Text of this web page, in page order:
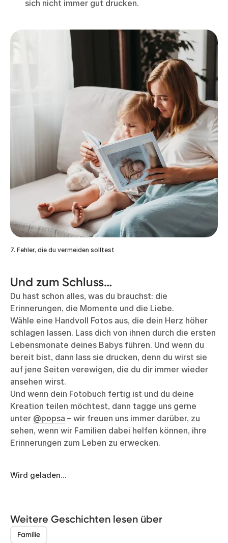
sich nicht immer gut drucken.
7. Fehler, die du vermeiden solltest
Und zum Schluss…
Du hast schon alles, was du brauchst: die
Erinnerungen, die Momente und die Liebe.
Wähle eine Handvoll Fotos aus, die dein Herz höher
schlagen lassen. Lass dich von ihnen durch die ersten
Lebensmonate deines Babys führen. Und wenn du
bereit bist, dann lass sie drucken, denn du wirst sie
auf jene Seiten verewigen, die du dir immer wieder
ansehen wirst.
Und wenn dein Fotobuch fertig ist und du deine
Kreation teilen möchtest, dann tagge uns gerne
unter @popsa – wir freuen uns immer darüber, zu
sehen, wenn wir Familien dabei helfen können, ihre
Erinnerungen zum Leben zu erwecken.
Wird geladen...
Weitere Geschichten lesen über
Familie